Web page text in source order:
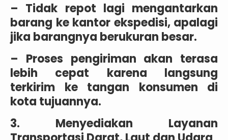
– Tidak repot lagi mengantarkan
barang ke kantor ekspedisi, apalagi
jika barangnya berukuran besar.
– Proses pengiriman akan terasa
lebih cepat karena langsung
terkirim ke tangan konsumen di
kota tujuannya.
3. Menyediakan Layanan